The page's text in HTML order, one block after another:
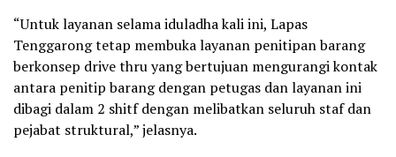
“Untuk layanan selama iduladha kali ini, Lapas
Tenggarong tetap membuka layanan penitipan barang
berkonsep drive thru yang bertujuan mengurangi kontak
antara penitip barang dengan petugas dan layanan ini
dibagi dalam 2 shitf dengan melibatkan seluruh staf dan
pejabat struktural,” jelasnya.